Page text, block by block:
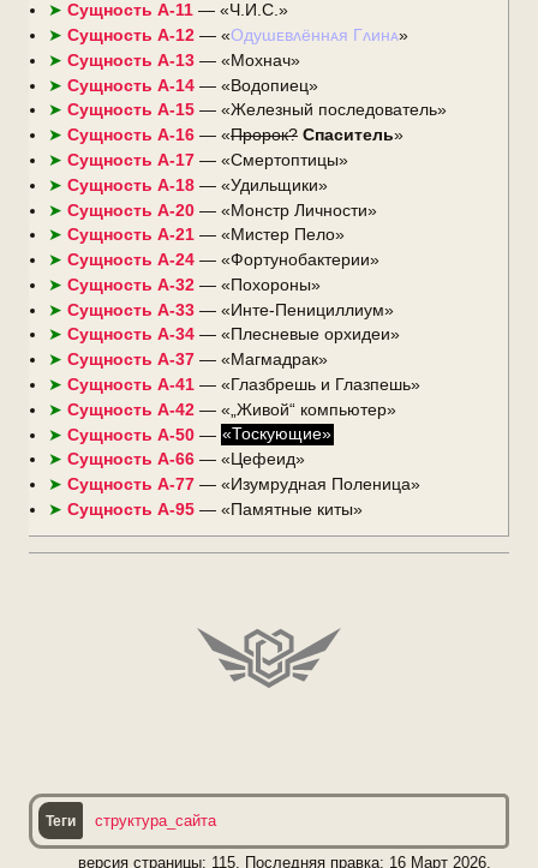
Сущность А-11 — «Ч.И.С.»
Сущность А-12 — «Одуɯᴇʙᴧённᴀя Гᴧинᴀ»
Сущность А-13 — «Мохнач»
Сущность А-14 — «Водопиец»
Сущность А-15 — «Железный последователь»
Сущность А-16 — «Пророк? Спаситель»
Сущность А-17 — «Смертоптицы»
Сущность А-18 — «Удильщики»
Сущность А-20 — «Монстр Личности»
Сущность А-21 — «Мистер Пело»
Сущность А-24 — «Фортунобактерии»
Сущность А-32 — «Похороны»
Сущность А-33 — «Инте-Пенициллиум»
Сущность А-34 — «Плесневые орхидеи»
Сущность А-37 — «Магмадрак»
Сущность А-41 — «Глазбрешь и Глазпешь»
Сущность А-42 — «„Живой“ компьютер»
Сущность А-50 — «Тоскующие»
Сущность А-66 — «Цефеид»
Сущность А-77 — «Изумрудная Поленица»
Сущность А-95 — « Памятные киты»
структура_сайта
версия страницы: 115, Последняя правка: 16 Март 2026,